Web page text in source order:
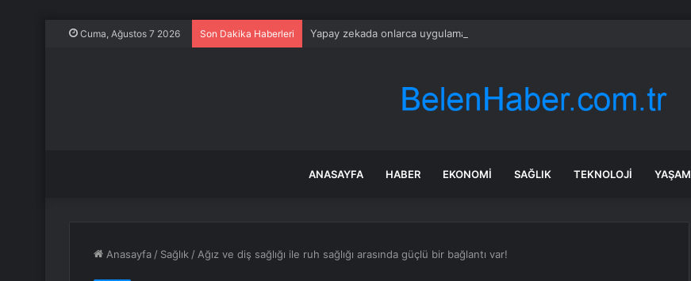
Cuma, Ağustos 7 2026 Son Dakika Haberleri Yapay zekada onlarca uygulamanın yerini tek asistan alabilir
ANASAYFA HABER EKONOMI SAĞLIK TEKNOLOJI YAŞAM
Anasayfa / Sağlık / Ağız ve diş sağlığı ile ruh sağlığı arasında güçlü bir bağlantı var!